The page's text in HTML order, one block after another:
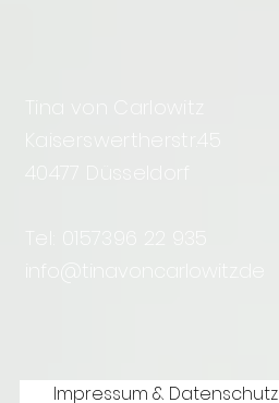
Impressum & Datenschutz